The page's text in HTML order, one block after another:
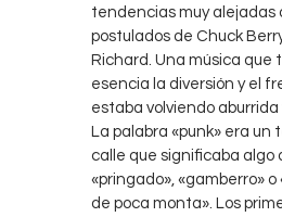
tendencias muy alejadas
postulados de Chuck
Richard. Una música que
esencia la diversión y el
estaba volviendo aburrida
La palabra «punk» era un
calle que significaba algo
«pringado», «gamberro»
de poca monta». Los